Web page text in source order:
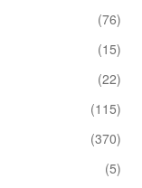
(76)
(15)
(22)
(115)
(370)
(5)